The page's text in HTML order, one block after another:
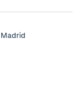
Madrid